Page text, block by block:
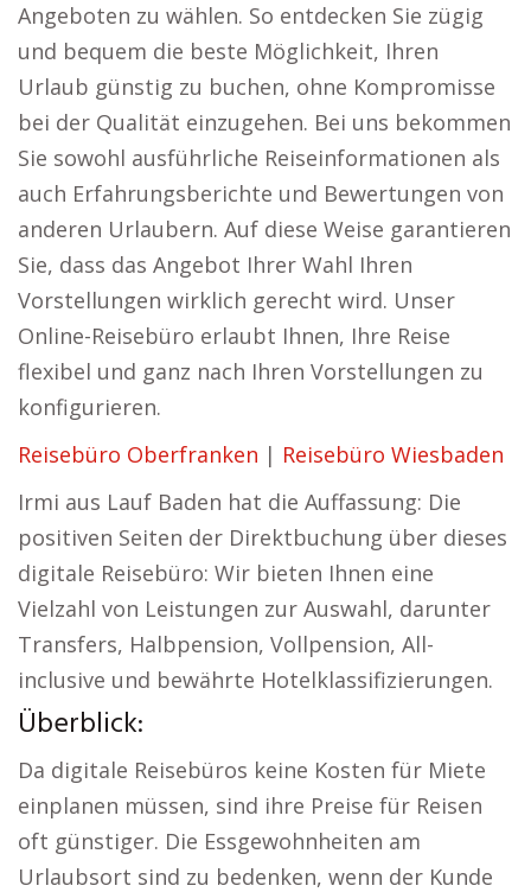
Angeboten zu wählen. So entdecken Sie zügig
und bequem die beste Möglichkeit, Ihren
Urlaub günstig zu buchen, ohne Kompromisse
bei der Qualität einzugehen. Bei uns bekommen
Sie sowohl ausführliche Reiseinformationen als
auch Erfahrungsberichte und Bewertungen von
anderen Urlaubern. Auf diese Weise garantieren
Sie, dass das Angebot Ihrer Wahl Ihren
Vorstellungen wirklich gerecht wird. Unser
Online-Reisebüro erlaubt Ihnen, Ihre Reise
flexibel und ganz nach Ihren Vorstellungen zu
konfigurieren.
Reisebüro Oberfranken | Reisebüro Wiesbaden
Irmi aus Lauf Baden hat die Auffassung: Die
positiven Seiten der Direktbuchung über dieses
digitale Reisebüro: Wir bieten Ihnen eine
Vielzahl von Leistungen zur Auswahl, darunter
Transfers, Halbpension, Vollpension, All-
inclusive und bewährte Hotelklassifizierungen.
Überblick:
Da digitale Reisebüros keine Kosten für Miete
einplanen müssen, sind ihre Preise für Reisen
oft günstiger. Die Essgewohnheiten am
Urlaubsort sind zu bedenken, wenn der Kunde